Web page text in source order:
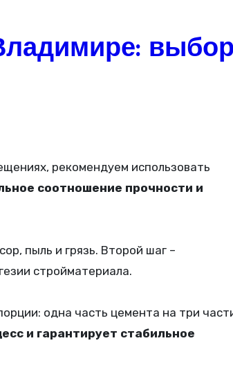
выбор
соотношение прочности и
пыль и грязь. Второй шаг –
стройматериала.
одна часть цемента на три
и гарантирует стабильное